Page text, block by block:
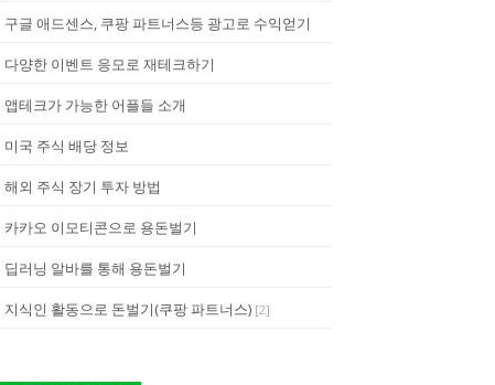
구글 애드센스, 쿠팡 파트너스등 광고로 수익얻기
다양한 이벤트 응모로 재테크하기
앱테크가 가능한 어플들 소개
미국 주식 배당 정보
해외 주식 장기 투자 방법
카카오 이모티콘으로 용돈벌기
딥러닝 알바를 통해 용돈벌기
지식인 활동으로 돈벌기(쿠팡 파트너스) [2]